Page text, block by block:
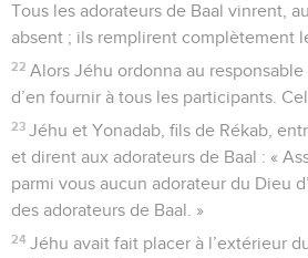
Tous les adorateurs de Baal vinrent,
absent ; ils remplirent complètement
22 Alors Jéhu ordonna au
d’en fournir à tous les participants.
23 Jéhu et Yonadab, fils de Rékab,
et dirent aux adorateurs de Baal : «
parmi vous aucun adorateur du Dieu
des adorateurs de Baal. »
24 Jéhu avait fait placer à l’extérieur